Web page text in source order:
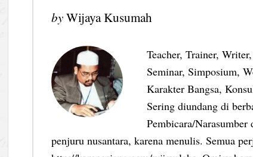
byWijaya Kusumah
Teacher, Trainer,
Seminar, Simposium,
Karakter Bangsa,
Sering diundang di
Pembicara/
penjuru nusantara, karena menulis. Semua